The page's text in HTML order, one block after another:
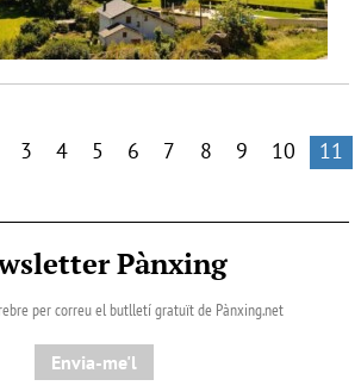
3 4 5 6 7 8 9 10 11
Pànxing
per correu el butlletí gratuït de Pànxing.net​
Envia-me'l